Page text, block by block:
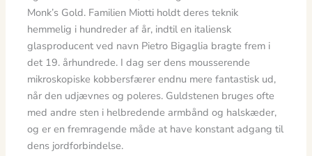
Monk’s Gold. Familien Miotti holdt deres teknik
hemmelig i hundreder af år, indtil en italiensk
glasproducent ved navn Pietro Bigaglia bragte frem i
det 19. århundrede. I dag ser dens mousserende
mikroskopiske kobbersfærer endnu mere fantastisk ud,
når den udjævnes og poleres. Guldstenen bruges ofte
med andre sten i helbredende armbånd og halskæder,
og er en fremragende måde at have konstant adgang til
dens jordforbindelse.